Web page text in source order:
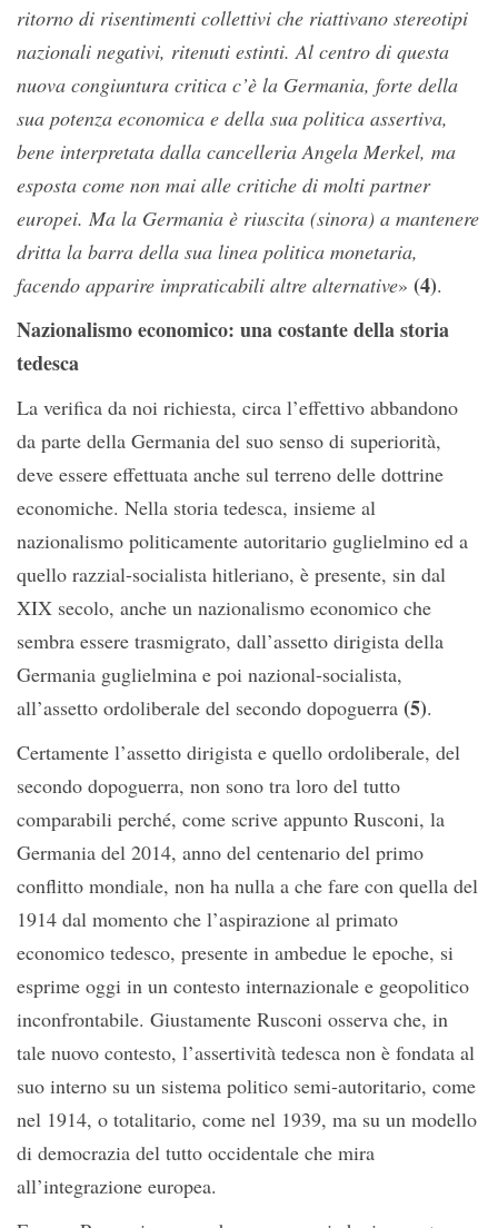
ritorno di risentimenti collettivi che riattivano stereotipi
nazionali negativi, ritenuti estinti. Al centro di questa
nuova congiuntura critica c’è la Germania, forte della
sua potenza economica e della sua politica assertiva,
bene interpretata dalla cancelleria Angela Merkel, ma
esposta come non mai alle critiche di molti partner
europei. Ma la Germania è riuscita (sinora) a mantenere
dritta la barra della sua linea politica monetaria,
facendo apparire impraticabili altre alternative» (4).
Nazionalismo economico: una costante della storia
tedesca
La verifica da noi richiesta, circa l’effettivo abbandono
da parte della Germania del suo senso di superiorità,
deve essere effettuata anche sul terreno delle dottrine
economiche. Nella storia tedesca, insieme al
nazionalismo politicamente autoritario guglielmino ed a
quello razzial-socialista hitleriano, è presente, sin dal
XIX secolo, anche un nazionalismo economico che
sembra essere trasmigrato, dall’assetto dirigista della
Germania guglielmina e poi nazional-socialista,
all’assetto ordoliberale del secondo dopoguerra (5).
Certamente l’assetto dirigista e quello ordoliberale, del
secondo dopoguerra, non sono tra loro del tutto
comparabili perché, come scrive appunto Rusconi, la
Germania del 2014, anno del centenario del primo
conflitto mondiale, non ha nulla a che fare con quella del
1914 dal momento che l’aspirazione al primato
economico tedesco, presente in ambedue le epoche, si
esprime oggi in un contesto internazionale e geopolitico
inconfrontabile. Giustamente Rusconi osserva che, in
tale nuovo contesto, l’assertività tedesca non è fondata al
suo interno su un sistema politico semi-autoritario, come
nel 1914, o totalitario, come nel 1939, ma su un modello
di democrazia del tutto occidentale che mira
all’integrazione europea.